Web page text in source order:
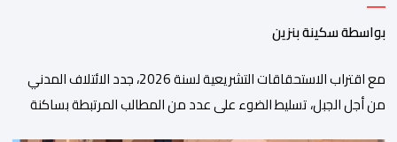
بواسطة سكينة بنزين
مع اقتراب الاستحقاقات التشريعية لسنة 2026، جدد الائتلاف المدني
من أجل الجبل، تسليط الضوء على عدد من المطالب المرتبطة بساكنة